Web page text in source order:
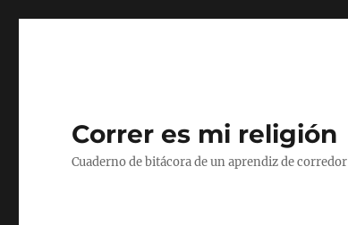
Correr es mi religión
Cuaderno de bitácora de un aprendiz de corredor